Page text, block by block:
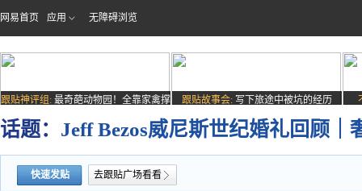
网易首页 应用 无障碍浏览
跟贴神评组: 最奇葩动物园！全靠家禽撑
跟贴故事会: 写下旅途中被坑的经历
话题： Jeff Bezos威尼斯世纪婚礼回顾｜
快速发贴 去跟贴广场看看